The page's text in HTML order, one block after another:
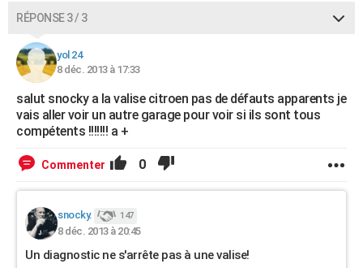
RÉPONSE 3 / 3
yol 24
8 déc. 2013 à 17:33
salut snocky a la valise citroen pas de défauts apparents je
vais aller voir un autre garage pour voir si ils sont tous
compétents !!!!!!! a +
Commenter 0
snocky. 147
8 déc. 2013 à 20:45
Un diagnostic ne s'arrête pas à une valise!